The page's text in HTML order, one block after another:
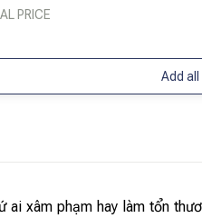
PRICE
Add
xâm phạm hay làm tổn